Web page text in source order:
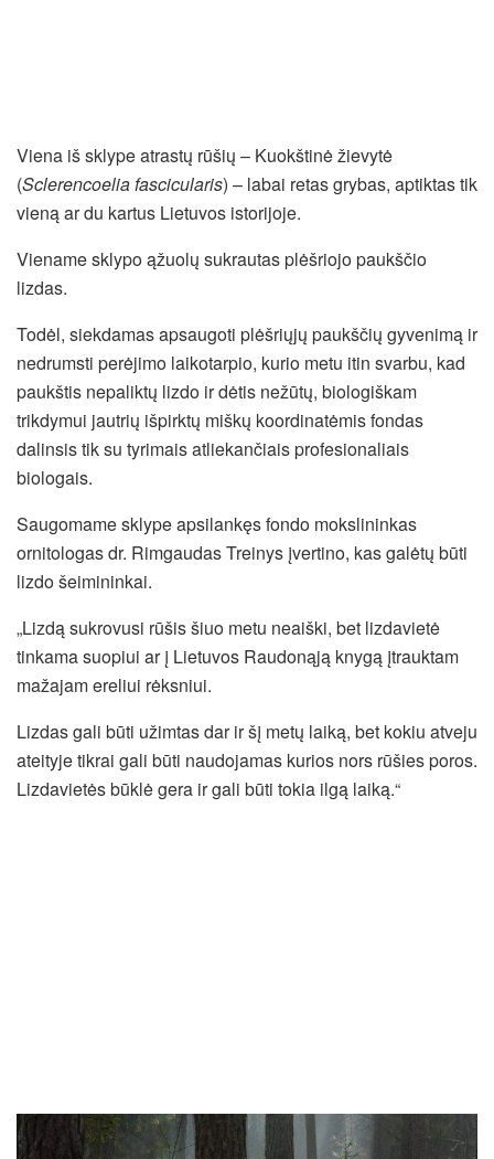
Viena iš sklype atrastų rūšių – Kuokštinė žievytė
(Sclerencoelia fascicularis) – labai retas grybas, aptiktas tik
vieną ar du kartus Lietuvos istorijoje.
Viename sklypo ąžuolų sukrautas plėšriojo paukščio
lizdas.
Todėl, siekdamas apsaugoti plėšriųjų paukščių gyvenimą ir
nedrumsti perėjimo laikotarpio, kurio metu itin svarbu, kad
paukštis nepaliktų lizdo ir dėtis nežūtų, biologiškam
trikdymui jautrių išpirktų miškų koordinatėmis fondas
dalinsis tik su tyrimais atliekančiais profesionaliais
biologais.
Saugomame sklype apsilankęs fondo mokslininkas
ornitologas dr. Rimgaudas Treinys įvertino, kas galėtų būti
lizdo šeimininkai.
„Lizdą sukrovusi rūšis šiuo metu neaiški, bet lizdavietė
tinkama suopiui ar į Lietuvos Raudonąją knygą įtrauktam
mažajam ereliui rėksniui.
Lizdas gali būti užimtas dar ir šį metų laiką, bet kokiu atveju
ateityje tikrai gali būti naudojamas kurios nors rūšies poros.
Lizdavietės būklė gera ir gali būti tokia ilgą laiką.“